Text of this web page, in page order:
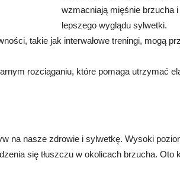
wzmacniają mięśnie brzucha
lepszego wyglądu sylwetki.
takie jak interwałowe treningi, mogą
rozciąganiu, które pomaga utrzymać
na nasze zdrowie i sylwetkę. Wysoki
się tłuszczu w okolicach brzucha. Oto